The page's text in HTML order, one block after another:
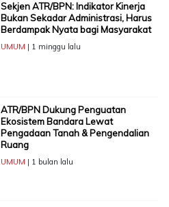
Sekjen ATR/BPN: Indikator Kinerja
Bukan Sekadar Administrasi, Harus
Berdampak Nyata bagi Masyarakat
UMUM | 1 minggu lalu
ATR/BPN Dukung Penguatan
Ekosistem Bandara Lewat
Pengadaan Tanah & Pengendalian
Ruang
UMUM | 1 bulan lalu